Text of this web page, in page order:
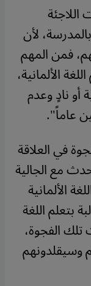
لأن
فمن المهم
الألمانية،
نادٍ وعدم
عاماً".
في العلاقة
مع الجالية
الألمانية
بتعلم اللغة
الفجوة،
وسيقلدونهم